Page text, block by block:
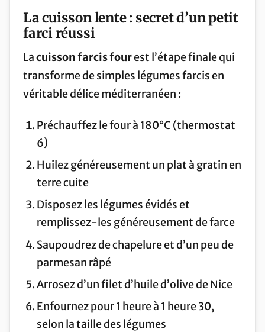
La cuisson lente : secret d’un petit
farci réussi
Lacuisson farcis fourest l’étape finale qui
transforme de simples légumes farcis en
véritable délice méditerranéen :
Préchauffez le four à 180°C (thermostat
6)
Huilez généreusement un plat à gratin en
terre cuite
Disposez les légumes évidés et
remplissez-les généreusement de farce
Saupoudrez de chapelure et d’un peu de
parmesan râpé
Arrosez d’un filet d’huile d’olive de Nice
Enfournez pour 1 heure à 1 heure 30,
selon la taille des légumes